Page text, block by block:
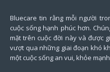
Bluecare tin rằng mỗi người
cuộc sống hạnh phúc hơn.
mặt trên cuộc đời này và được
vượt qua những giai đoạn khó
một cuộc sống an vui, khỏe